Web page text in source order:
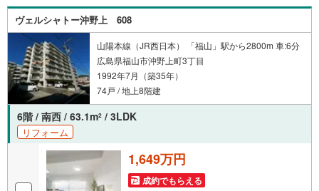
ヴェルシャトー沖野上 608
山陽本線（JR西日本） 「福山」駅から2800m 車:6分
広島県福山市沖野上町3丁目
1992年7月（築35年）
74戸 / 地上8階建
6階 / 南西 / 63.1m2 / 3LDK
リフォーム
1,649万円
成約でもらえる